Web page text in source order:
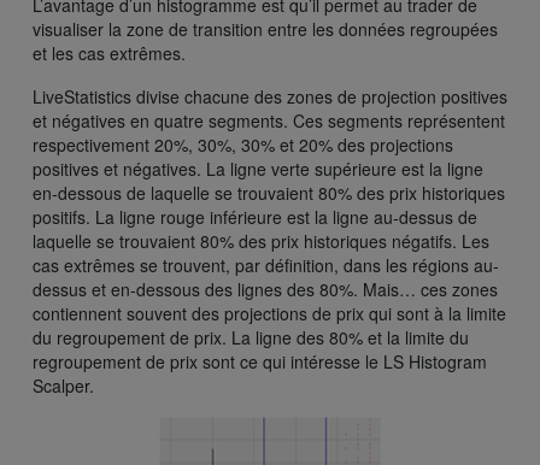
visualiser la zone de transition entre les données regroupées
et les cas extrêmes.
LiveStatistics divise chacune des zones de projection positives
et négatives en quatre segments. Ces segments représentent
respectivement 20%, 30%, 30% et 20% des projections
positives et négatives. La ligne verte supérieure est la ligne
en-dessous de laquelle se trouvaient 80% des prix historiques
positifs. La ligne rouge inférieure est la ligne au-dessus de
laquelle se trouvaient 80% des prix historiques négatifs. Les
cas extrêmes se trouvent, par définition, dans les régions au-
dessus et en-dessous des lignes des 80%. Mais… ces zones
contiennent souvent des projections de prix qui sont à la limite
du regroupement de prix. La ligne des 80% et la limite du
regroupement de prix sont ce qui intéresse le LS Histogram
Scalper.